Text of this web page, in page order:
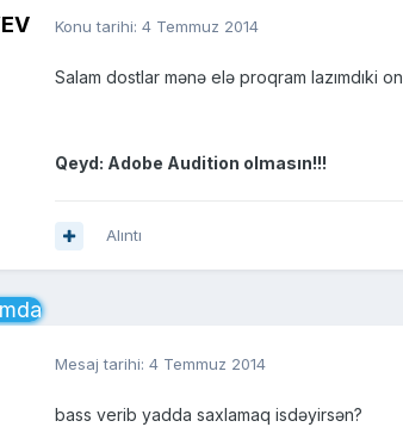
Konu tarihi: 4 Temmuz 2014
Salam dostlar mənə elə proqram lazımdıki
Qeyd: Adobe Audition olmasın!!!
Alıntı
Mesaj tarihi: 4 Temmuz 2014
bass verib yadda saxlamaq isdəyirsən?